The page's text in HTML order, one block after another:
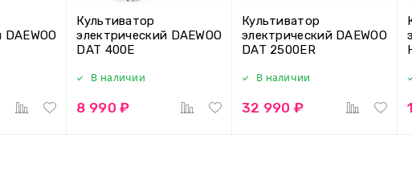
Культиватор
электрический DAEWOO
DAT 400E
В наличии
8 990 ₽
Культиватор
электрический DAEWOO
DAT 2500ER
В наличии
32 990 ₽